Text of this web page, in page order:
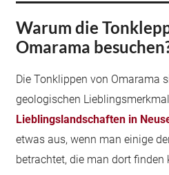
Warum die
Omarama
Die Tonklippen von Omarama
geologischen
Lieblingslandschaften in
etwas aus, wenn man einige
betrachtet, die man dort finden